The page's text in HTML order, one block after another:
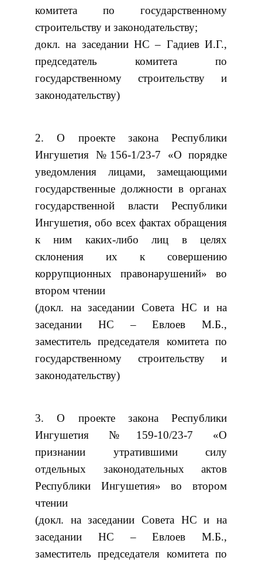
комитета по государственному
строительству и законодательству;
докл. на заседании НС – Гадиев И.Г.,
председатель комитета по
государственному строительству и
законодательству)
2. О проекте закона Республики
Ингушетия №156-1/23-7 «О порядке
уведомления лицами, замещающими
государственные должности в органах
государственной власти Республики
Ингушетия, обо всех фактах обращения
к ним каких-либо лиц в целях
склонения их к совершению
коррупционных правонарушений» во
втором чтении
(докл. на заседании Совета НС и на
заседании НС – Евлоев М.Б.,
заместитель председателя комитета по
государственному строительству и
законодательству)
3. О проекте закона Республики
Ингушетия №159-10/23-7 «О
признании утратившими силу
отдельных законодательных актов
Республики Ингушетия» во втором
чтении
(докл. на заседании Совета НС и на
заседании НС – Евлоев М.Б.,
заместитель председателя комитета по